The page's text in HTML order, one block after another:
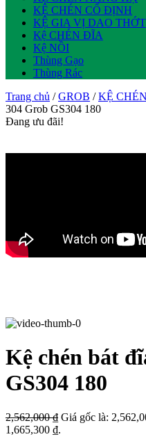
KỆ CHÉN CỐ ĐỊNH
KỆ GIA VỊ DAO THỚT
Kệ CHÉN ĐĨA
Kệ NỒI
Thùng Gạo
Thùng Rác
Trang chủ /GROB /KỆ
304 Grob GS304 180
Đang ưu đãi!
Kệ chén bát
GS304 180
2,562,000₫ Giá gốc là:
1,665,300 ₫.